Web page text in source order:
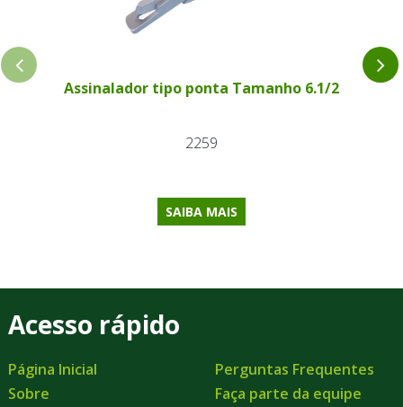
Assinalador tipo ponta Tamanho 6.1/2
2259
SAIBA MAIS
Acesso rápido
Página Inicial
Sobre
Perguntas Frequentes
Faça parte da equipe